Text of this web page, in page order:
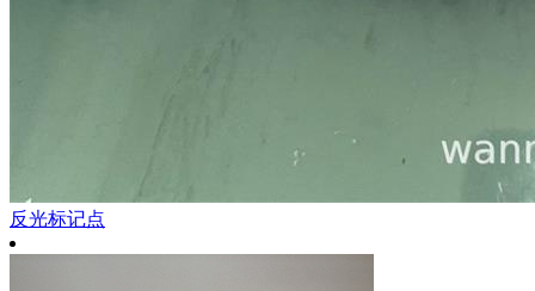
反光标记点